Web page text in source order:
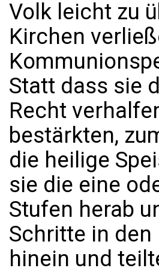
Volk leicht zu
Kirchen
Statt dass sie
Recht
bestärkten,
die heilige
sie die eine
Stufen herab
Schritte in den
hinein und